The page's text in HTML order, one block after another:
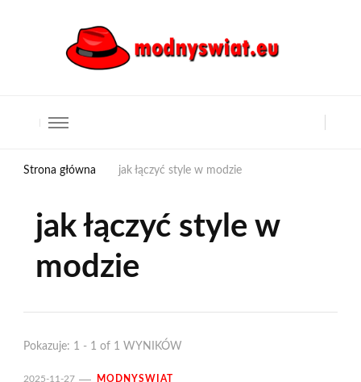
Strona główna jak łączyć style w modzie
jak łączyć style w
modzie
Pokazuje: 1 - 1 of 1 WYNIKÓW
2025-11-27 MODNYSWIAT